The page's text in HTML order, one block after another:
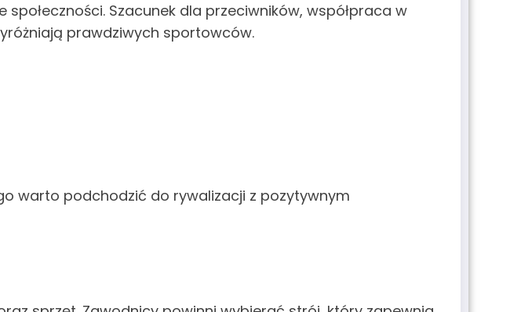
Szacunek dla przeciwników, współpraca w
prawdziwych sportowców.
warto podchodzić do rywalizacji z pozytywnym